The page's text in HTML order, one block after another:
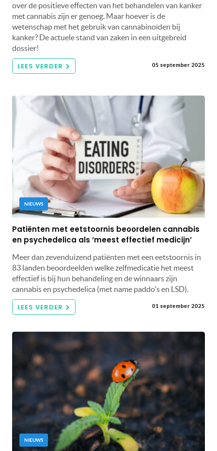
over de positieve effecten van het behandelen van kanker
met cannabis zijn er genoeg. Maar hoever is de
wetenschap met het gebruik van cannabinoïden bij
kanker? De actuele stand van zaken in een uitgebreid
dossier!
LEES VERDER 05 september 2025
NIEUWS
Patiënten met eetstoornis beoordelen cannabis
en psychedelica als ‘meest effectief medicijn’
Meer dan zevenduizend patiënten met een eetstoornis in
83 landen beoordeelden welke zelfmedicatie het meest
effectief is bij hun behandeling en de winnaars zijn
cannabis en psychedelica (met name paddo's en LSD).
LEES VERDER 01 september 2025
NIEUWS